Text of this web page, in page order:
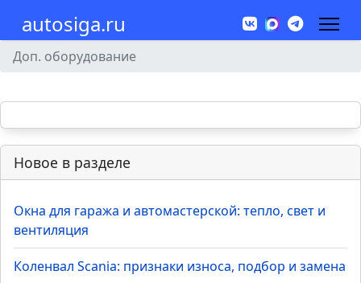
autosiga.ru
Доп. оборудование
Новое в разделе
Окна для гаража и автомастерской: тепло, свет и
вентиляция
Коленвал Scania: признаки износа, подбор и замена